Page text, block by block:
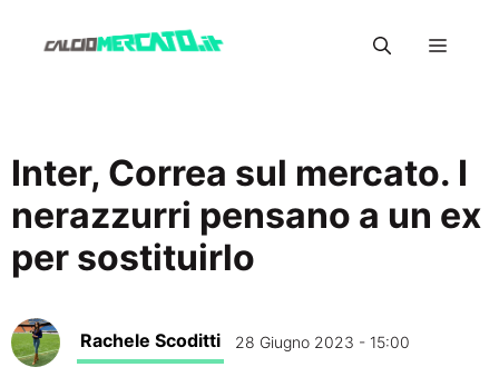
Menu
Inter, Correa sul mercato. I
nerazzurri pensano a un ex
per sostituirlo
Rachele Scoditti 28 Giugno 2023 - 15:00